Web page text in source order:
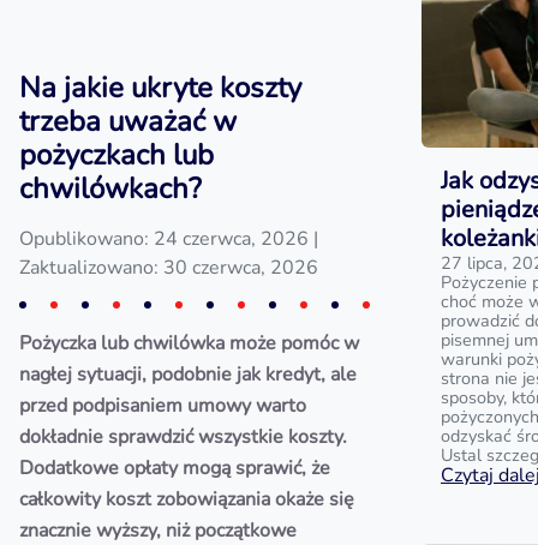
Na jakie ukryte koszty
trzeba uważać w
pożyczkach lub
chwilówkach?
Opublikowano: 24 czerwca, 2026 |
Zaktualizowano: 30 czerwca, 2026
Pożyczka lub chwilówka może pomóc w
nagłej sytuacji, podobnie jak kredyt, ale
przed podpisaniem umowy warto
dokładnie sprawdzić wszystkie koszty.
Dodatkowe opłaty mogą sprawić, że
całkowity koszt zobowiązania okaże się
znacznie wyższy, niż początkowe
Jak
27 lipca,
Pożyczenie
choć może
prowadzić
pisemnej
warunki
strona nie
sposoby,
odzyskać
Ustal
Czytaj